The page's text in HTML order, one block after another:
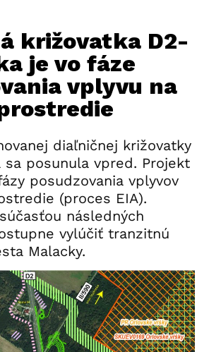
križovatka D2-
je vo fáze
vplyvu na
diaľničnej križovatky
sa posunula vpred. Projekt
posudzovania vplyvov
(proces EIA).
následných
vylúčiť tranzitnú
Malacky.